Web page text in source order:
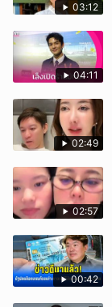
03:12
04:11
02:49
02:57
00:42